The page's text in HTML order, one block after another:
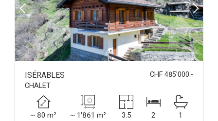
ISÉRABLES
CHF 485'000.-
CHALET
~ 80 m² ~ 1'861 m² 3.5 2 1